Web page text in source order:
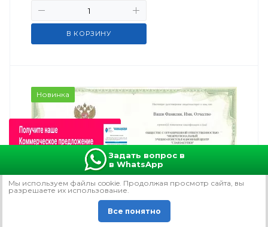
В КОРЗИНУ
Новинка
Задать вопрос в
в WhatsApp
Мы используем файлы сookie. Продолжая просмотр сайта, вы
разрешаете их использование.
Все понятно